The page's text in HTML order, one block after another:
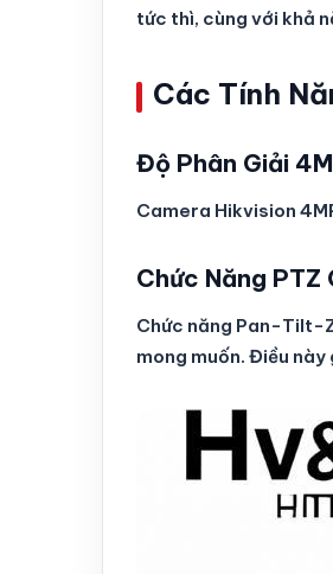
tức thì, cùng với khả
Các Tính
Độ Phân Giải
Camera Hikvision
Chức Năng PTZ
Chức năng Pan-Tilt-
mong muốn. Điều